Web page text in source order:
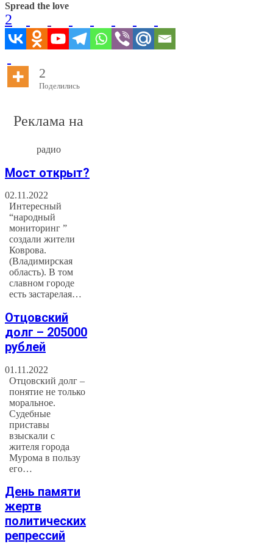
Spread the love
2
2
Поделились
Реклама на
радио
Мост открыт?
02.11.2022
Интересный
“народный
мониторинг ”
создали жители
Коврова.
(Владимирская
область). В том
славном городе
есть застарелая…
Отцовский
долг – 205000
рублей
01.11.2022
Отцовский долг –
понятие не только
моральное.
Судебные
приставы
взыскали с
жителя города
Мурома в пользу
его…
День памяти
жертв
политических
репрессий